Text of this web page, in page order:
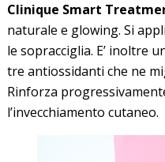
Clinique Smart
naturale e glowing. Si
le sopracciglia. E’ inoltre
tre antiossidanti che ne
Rinforza
l’invecchiamento cutaneo.